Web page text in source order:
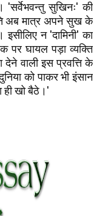
'सर्वेभवन्तु सुखिनः' की
अब मात्र अपने सुख के
न 'दामिनी' का
पर घायल पड़ा व्यक्ति
वाली इस प्रवत्ति के
को पाकर भी इंसान
ही खो बैठे।'